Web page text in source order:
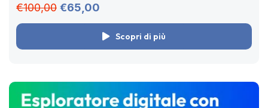
€100,00 €65,00
Scopri di più